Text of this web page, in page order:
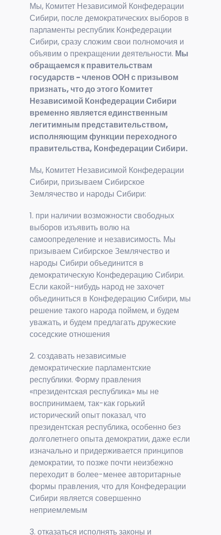
Мы, Комитет Независимой Конфедерации
Сибири, после демократических выборов в
парламенты республик Конфедерации
Сибири, сразу сложим свои полномочия и
объявим о прекращении деятельности. Мы
обращаемся к правительствам
государств - членов ООН с призывом
признать, что до этого Комитет
Независимой Конфедерации Сибири
временно является единственным
легитимным представительством,
исполняющим функции переходного
правительства, Конфедерации Сибири.
Мы, Комитет Независимой Конфедерации
Сибири, призываем Сибирское
Землячество и народы Сибири:
1. при наличии возможности свободных
выборов изъявить волю на
самоопределение и независимость. Мы
призываем Сибирское Землячество и
народы Сибири объединится в
демократическую Конфедерацию Сибири.
Если какой-нибудь народ не захочет
объединиться в Конфедерацию Сибири, мы
решение такого народа поймем, и будем
уважать, и будем предлагать дружеские
соседские отношения
2. создавать независимые
демократические парламентские
республики. Форму правления
«президентская республика» мы не
воспринимаем, так-как горький
исторический опыт показал, что
президентская республика, особенно без
долголетнего опыта демократии, даже если
изначально и придерживается принципов
демократии, то позже почти неизбежно
переходит в более-менее авторитарные
формы правления, что для Конфедерации
Сибири является совершенно
неприемлемым
3. отказаться исполнять законы и